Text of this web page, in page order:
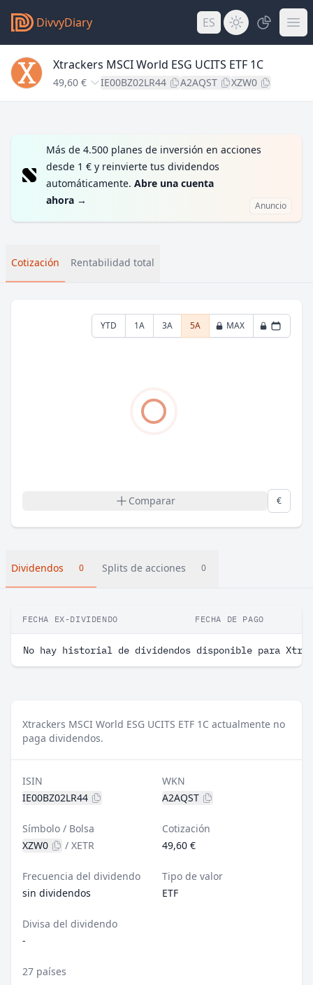
DivvyDiary ES
Xtrackers MSCI World ESG UCITS ETF 1C
49,60 € IE00BZ02LR44 A2AQST XZW0
Más de 4.500 planes de inversión en acciones
desde 1 € y reinvierte tus dividendos
automáticamente. Abre una cuenta
ahora → Anuncio
Cotización Rentabilidad total
YTD 1A 3A 5A MAX
Comparar €
Dividendos 0 Splits de acciones 0
FECHA EX-DIVIDENDO FECHA DE PAGO
No hay historial de dividendos disponible para
Xtrackers MSCI World ESG UCITS ETF 1C actualmente no
paga dividendos.
ISIN
IE00BZ02LR44
WKN
A2AQST
Símbolo / Bolsa
XZW0
/ XETR
Cotización
49,60 €
Frecuencia del dividendo
sin dividendos
Tipo de valor
ETF
Divisa del dividendo
-
27 países